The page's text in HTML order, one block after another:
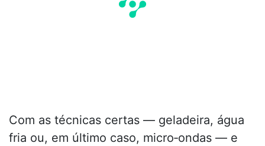
Com as técnicas certas — geladeira, água
fria ou, em último caso, micro‑ondas — e